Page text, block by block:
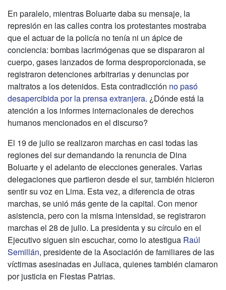
En paralelo, mientras Boluarte daba su mensaje, la
represión en las calles contra los protestantes mostraba
que el actuar de la policía no tenía ni un ápice de
conciencia: bombas lacrimógenas que se dispararon al
cuerpo, gases lanzados de forma desproporcionada, se
registraron detenciones arbitrarias y denuncias por
maltratos a los detenidos. Esta contradicción no pasó
desapercibida por la prensa extranjera. ¿Dónde está la
atención a los informes internacionales de derechos
humanos mencionados en el discurso?
El 19 de julio se realizaron marchas en casi todas las
regiones del sur demandando la renuncia de Dina
Boluarte y el adelanto de elecciones generales. Varias
delegaciones que partieron desde el sur, también hicieron
sentir su voz en Lima. Esta vez, a diferencia de otras
marchas, se unió más gente de la capital. Con menor
asistencia, pero con la misma intensidad, se registraron
marchas el 28 de julio. La presidenta y su círculo en el
Ejecutivo siguen sin escuchar, como lo atestigua Raúl
Semillán, presidente de la Asociación de familiares de las
víctimas asesinadas en Juliaca, quienes también clamaron
por justicia en Fiestas Patrias.